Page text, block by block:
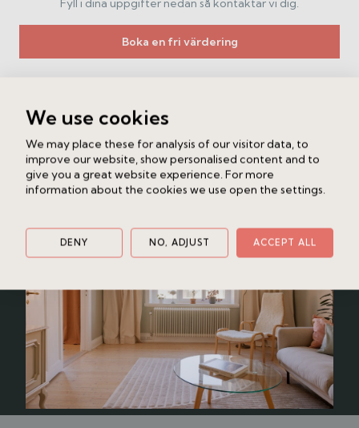
Fyll i dina uppgifter nedan så kontaktar vi dig.
Boka en fri värdering
Liknande bostad
Heleneborgsgatan 3, 2 tr
Södermalm - Hornstull2.5 rok76 kvm
7 695 000 kr utgångspris
We use cookies
We may place these for analysis of our visitor data, to
improve our website, show personalised content and to
give you a great website experience. For more
information about the cookies we use open the settings.
DENY NO, ADJUST ACCEPT ALL